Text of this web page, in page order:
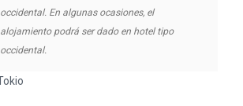
occidental. En algunas ocasiones, el
alojamiento podrá ser dado en hotel tipo
occidental.